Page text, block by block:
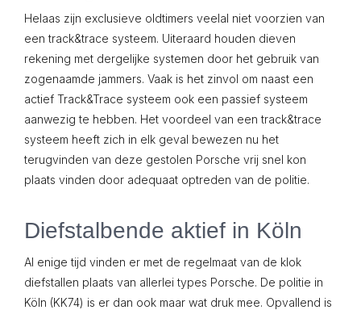
Helaas zijn exclusieve oldtimers veelal niet voorzien van
een track&trace systeem. Uiteraard houden dieven
rekening met dergelijke systemen door het gebruik van
zogenaamde jammers. Vaak is het zinvol om naast een
actief Track&Trace systeem ook een passief systeem
aanwezig te hebben. Het voordeel van een track&trace
systeem heeft zich in elk geval bewezen nu het
terugvinden van deze gestolen Porsche vrij snel kon
plaats vinden door adequaat optreden van de politie.
Diefstalbende aktief in Köln
Al enige tijd vinden er met de regelmaat van de klok
diefstallen plaats van allerlei types Porsche. De politie in
Köln (KK74) is er dan ook maar wat druk mee. Opvallend is